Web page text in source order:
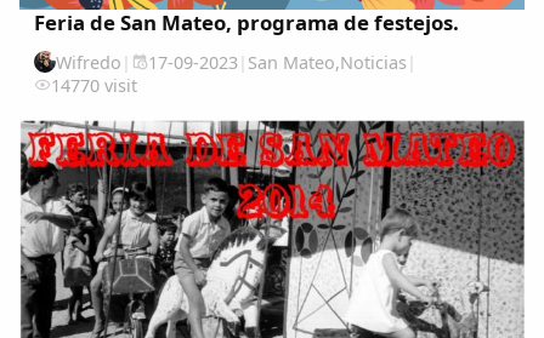
Feria de San Mateo, programa de festejos.
Wifredo | 17-09-2023| San Mateo,Noticias |
14770 visit